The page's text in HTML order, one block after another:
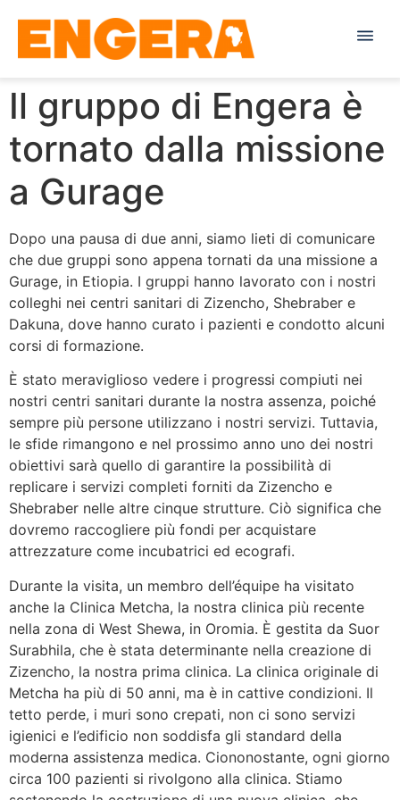
Il gruppo di Engera è
tornato dalla missione
a Gurage
Dopo una pausa di due anni, siamo lieti di comunicare
che due gruppi sono appena tornati da una missione a
Gurage, in Etiopia. I gruppi hanno lavorato con i nostri
colleghi nei centri sanitari di Zizencho, Shebraber e
Dakuna, dove hanno curato i pazienti e condotto alcuni
corsi di formazione.
È stato meraviglioso vedere i progressi compiuti nei
nostri centri sanitari durante la nostra assenza, poiché
sempre più persone utilizzano i nostri servizi. Tuttavia,
le sfide rimangono e nel prossimo anno uno dei nostri
obiettivi sarà quello di garantire la possibilità di
replicare i servizi completi forniti da Zizencho e
Shebraber nelle altre cinque strutture. Ciò significa che
dovremo raccogliere più fondi per acquistare
attrezzature come incubatrici ed ecografi.
Durante la visita, un membro dell’équipe ha visitato
anche la Clinica Metcha, la nostra clinica più recente
nella zona di West Shewa, in Oromia. È gestita da Suor
Surabhila, che è stata determinante nella creazione di
Zizencho, la nostra prima clinica. La clinica originale di
Metcha ha più di 50 anni, ma è in cattive condizioni. Il
tetto perde, i muri sono crepati, non ci sono servizi
igienici e l’edificio non soddisfa gli standard della
moderna assistenza medica. Ciononostante, ogni giorno
circa 100 pazienti si rivolgono alla clinica. Stiamo